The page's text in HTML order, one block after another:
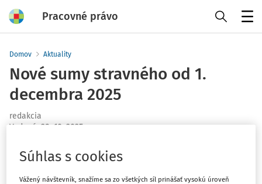
Pracovné právo
Domov Aktuality
Nové sumy stravného od 1.
decembra 2025
redakcia
Vydané 29. 10. 2025
Od 1. decembra 2025 saOznámením Ministerstva práce,
sociálnych vecí a rodinySlovenskej republiky č.
Súhlas s cookies
Vážený návštevník, snažíme sa zo všetkých síl prinášať vysokú úroveň